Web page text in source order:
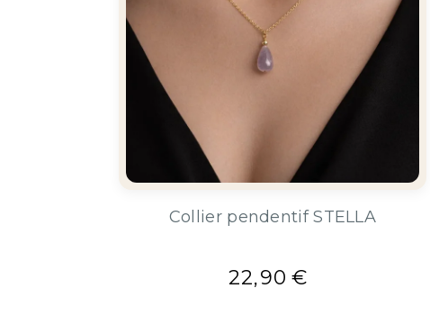
Collier pendentif STELLA
22,90 €